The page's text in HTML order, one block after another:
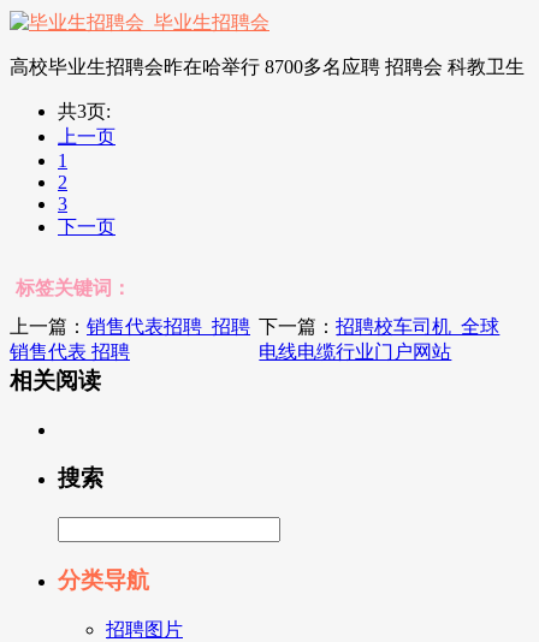
高校毕业生招聘会昨在哈举行 8700多名应聘 招聘会 科教卫生
共3页:
上一页
1
2
3
下一页
标签关键词：
上一篇： 销售代表招聘_招聘
销售代表 招聘
下一篇：招聘校车司机_全球
电线电缆行业门户网站
相关阅读
搜索
分类导航
招聘图片